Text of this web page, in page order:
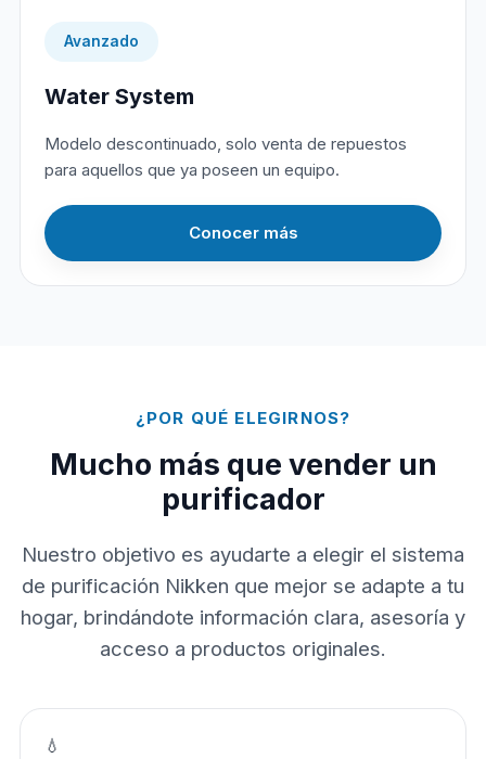
Avanzado
Water System
Modelo descontinuado, solo venta de repuestos
para aquellos que ya poseen un equipo.
Conocer más
¿POR QUÉ ELEGIRNOS?
Mucho más que vender un
purificador
Nuestro objetivo es ayudarte a elegir el sistema
de purificación Nikken que mejor se adapte a tu
hogar, brindándote información clara, asesoría y
acceso a productos originales.
💧